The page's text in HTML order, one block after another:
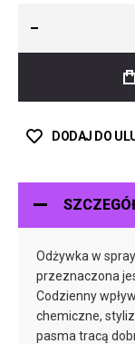
DODAJ DO
Odżywka w
przeznaczona
Codzienny
chemiczne,
pasma tracą